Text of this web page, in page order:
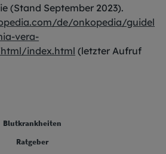
(Stand September 2023).
de/onkopedia/guidel
vera-
index.html (letzter Aufruf
Blutkrankheiten
Ratgeber